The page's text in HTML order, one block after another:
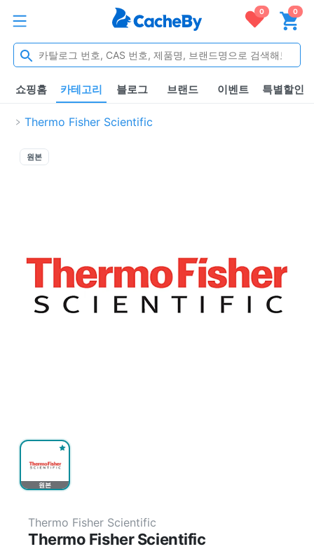
0 0
쇼핑홈 카테고리 블로그 브랜드 이벤트 특별할인
Thermo Fisher Scientific
원본
원본
Thermo Fisher Scientific
Thermo Fisher Scientific